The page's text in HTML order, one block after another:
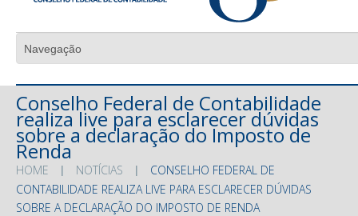
Conselho Federal de Contabilidade
realiza live para esclarecer dúvidas
sobre a declaração do Imposto de
Renda
HOME NOTÍCIAS
CONSELHO FEDERAL DE
CONTABILIDADE REALIZA LIVE PARA ESCLARECER DÚVIDAS
SOBRE A DECLARAÇÃO DO IMPOSTO DE RENDA